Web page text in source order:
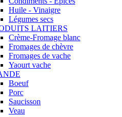
Huile - Vinaigre
Légumes secs
LAITIERS
Crème-Fromage blanc
Fromages de chèvre
Fromages de vache
Yaourt vache
Boeuf
Porc
Saucisson
Veau